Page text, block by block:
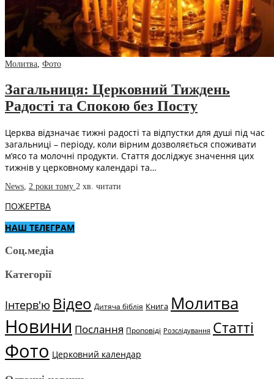
Молитва, Фото
Загальниця: Церковний Тиждень
Радості та Спокою без Посту
Церква відзначає тижні радості та відпустки для душі під час
загальниці – періоду, коли вірним дозволяється споживати
м’ясо та молочні продукти. Стаття досліджує значення цих
тижнів у церковному календарі та…
News, 2 роки тому 2 хв. читати
ПОЖЕРТВА
НАШ ТЕЛЕГРАМ
Соц.медіа
Категорії
Інтерв'ю Відео Дитяча біблія Книга Молитва
Новини Послання Проповіді Розслідування Статті
Фото Церковний календар